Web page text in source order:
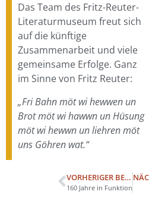
Das Team des Fritz-Reuter-
Literaturmuseum freut sich
auf die künftige
Zusammenarbeit und viele
gemeinsame Erfolge. Ganz
im Sinne von Fritz Reuter:
„Fri Bahn möt wi hewwen un
Brot möt wi hawwn un Hüsung
möt wi hewwn un liehren möt
uns Göhren wat.“
VORHERIGER BEITRAG
160 Jahre in Funktion